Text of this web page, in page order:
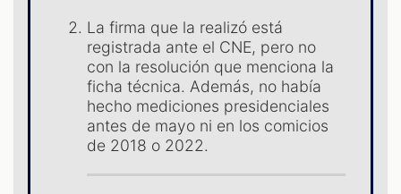
La firma que la realizó está
registrada ante el CNE, pero no
con la resolución que menciona la
ficha técnica. Además, no había
hecho mediciones presidenciales
antes de mayo ni en los comicios
de 2018 o 2022.